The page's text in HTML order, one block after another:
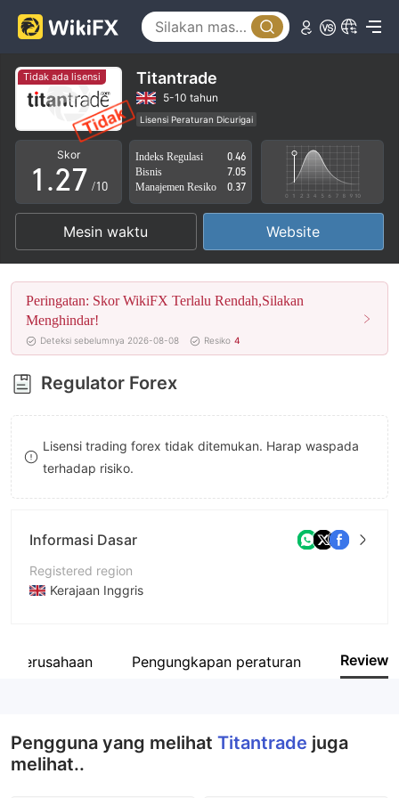
Tidak ada lisensi Titantrade
5-10 tahun
Lisensi Peraturan Dicurigai
Lingkup Bisnis Mencurigakan
Potensi risiko tinggi
Skor
0
1
2
3
4
5
6
7
8
9
.
0
1
2
3
4
5
6
7
8
9
3
4
5
6
7
8
9
/10
Indeks Regulasi
0.46
Bisnis
7.05
Manajemen Resiko
0.37
Mesin waktu Website
Peringatan: Skor WikiFX Terlalu Rendah,Silakan
Menghindar!
Deteksi sebelumnya 2026-08-08 Resiko 4
Regulator Forex
Lisensi trading forex tidak ditemukan. Harap waspada
terhadap risiko.
Informasi Dasar
Registered region
Kerajaan Inggris
Nama perusahaan
perusahaan Pengungkapan peraturan Review
Pengguna yang melihat Titantrade juga
melihat..